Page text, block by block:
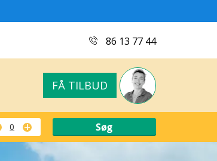
86 13 77 44
FÅ TILBUD
FÅ TILBUD
+